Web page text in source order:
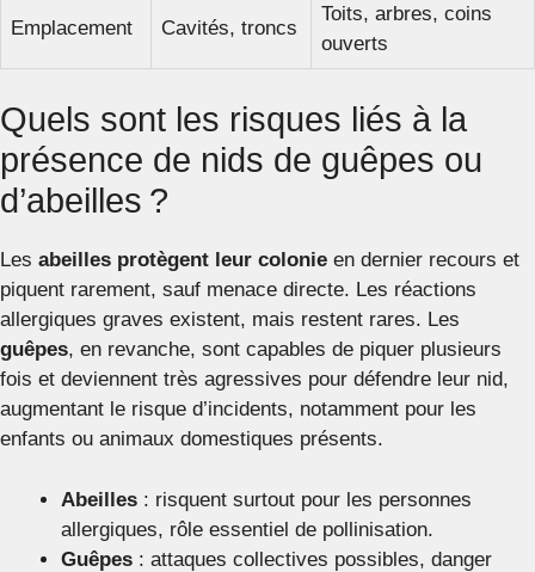
Emplacement Cavités, troncs
Toits, arbres, coins
ouverts
Quels sont les risques liés à la
présence de nids de guêpes ou
d’abeilles ?
Les abeilles protègent leur colonie en dernier recours et
piquent rarement, sauf menace directe. Les réactions
allergiques graves existent, mais restent rares. Les
guêpes, en revanche, sont capables de piquer plusieurs
fois et deviennent très agressives pour défendre leur nid,
augmentant le risque d’incidents, notamment pour les
enfants ou animaux domestiques présents.
Abeilles : risquent surtout pour les personnes
allergiques, rôle essentiel de pollinisation.
Guêpes : attaques collectives possibles, danger